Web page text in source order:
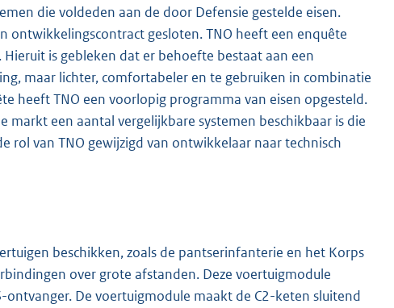
die voldeden aan de door Defensie gestelde eisen.
ontwikkelingscontract gesloten. TNO heeft een enquête
is gebleken dat er behoefte bestaat aan een
maar lichter, comfortabeler en te gebruiken in combinatie
heeft TNO een voorlopig programma van eisen opgesteld.
een aantal vergelijkbare systemen beschikbaar is die
rol van TNO gewijzigd van ontwikkelaar naar technisch
beschikken, zoals de pantserinfanterie en het Korps
over grote afstanden. Deze voertuigmodule
De voertuigmodule maakt de C2-keten sluitend